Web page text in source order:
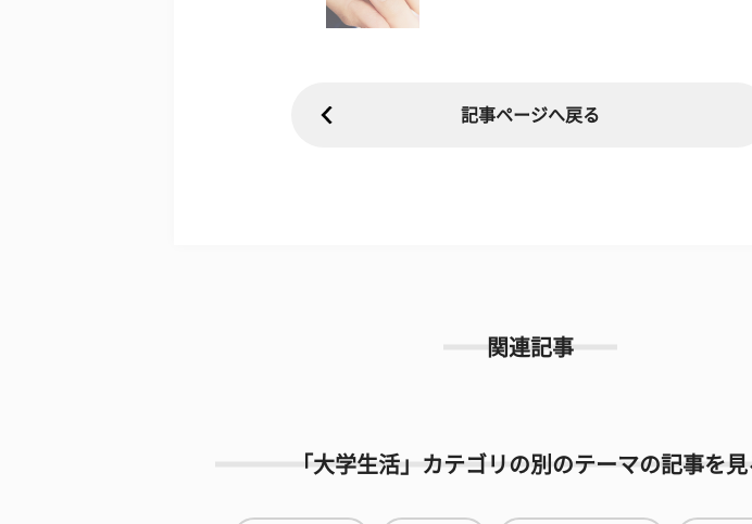
記事ページへ戻る
関連記事
「大学生活」カテゴリの別のテーマの記事を見